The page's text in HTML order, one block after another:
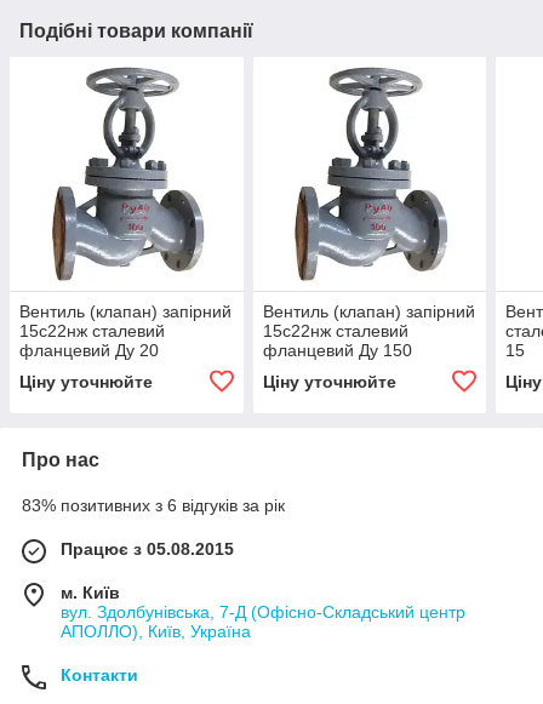
Подібні товари компанії
Вентиль (клапан) запірний
15с22нж сталевий
фланцевий Ду 20
Ціну уточнюйте
Вентиль (клапан) запірний
15с22нж сталевий
фланцевий Ду 150
Ціну уточнюйте
15
Про нас
83% позитивних з 6 відгуків за рік
Працює з 05.08.2015
м. Київ
вул. Здолбунівська, 7-Д (Офісно-Складський центр
АПОЛЛО), Київ, Україна
Контакти